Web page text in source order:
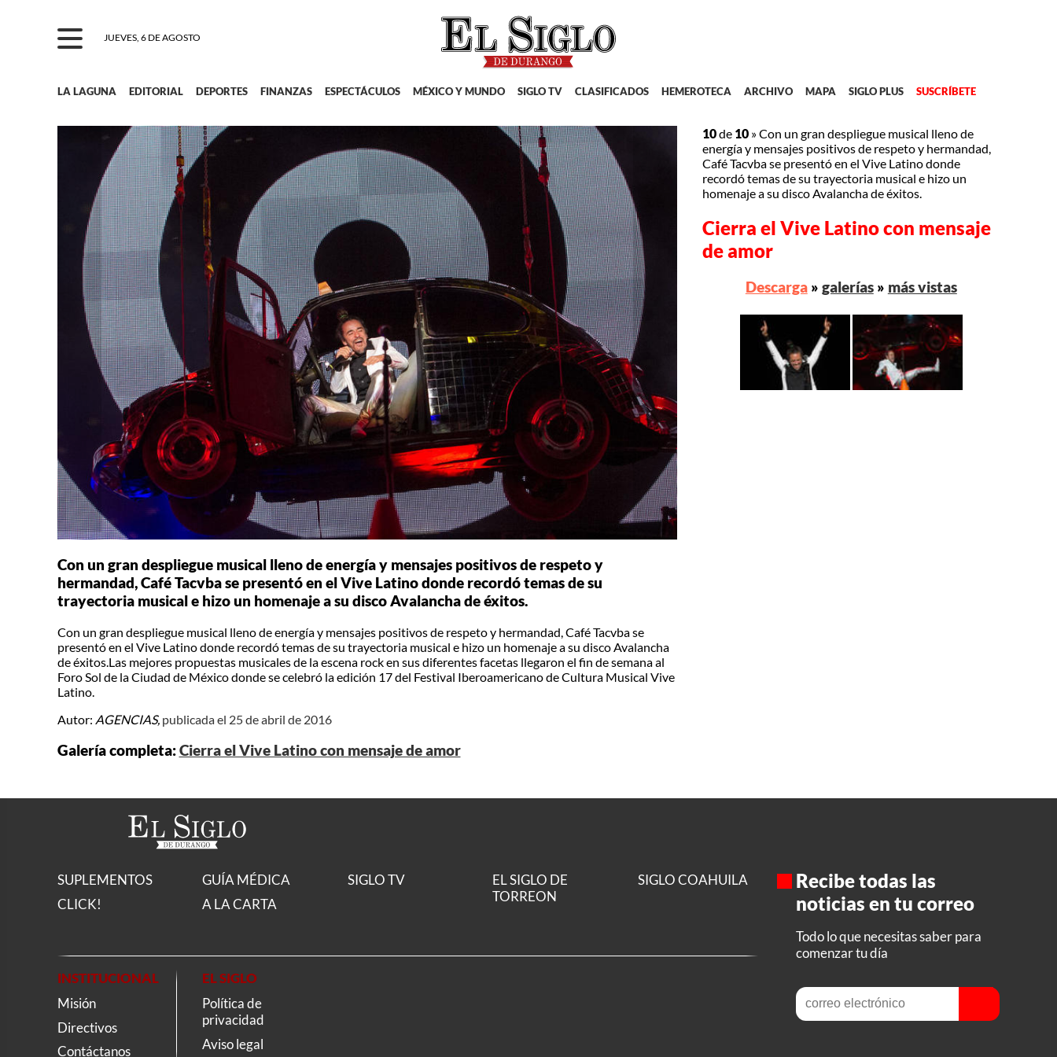
JUEVES, 6 DE AGOSTO
LA LAGUNA EDITORIAL DEPORTES FINANZAS ESPECTÁCULOS MÉXICO Y MUNDO SIGLO TV CLASIFICADOS HEMEROTECA ARCHIVO MAPA SIGLO PLUS SUSCRÍBETE
Con un gran despliegue musical lleno de energía y mensajes positivos de respeto y
hermandad, Café Tacvba se presentó en el Vive Latino donde recordó temas de su
trayectoria musical e hizo un homenaje a su disco Avalancha de éxitos.
Con un gran despliegue musical lleno de energía y mensajes positivos de respeto y hermandad, Café Tacvba se
presentó en el Vive Latino donde recordó temas de su trayectoria musical e hizo un homenaje a su disco Avalancha
de éxitos.Las mejores propuestas musicales de la escena rock en sus diferentes facetas llegaron el fin de semana al
Foro Sol de la Ciudad de México donde se celebró la edición 17 del Festival Iberoamericano de Cultura Musical Vive
Latino.
Autor: AGENCIAS, publicada el 25 de abril de 2016
Galería completa:Cierra el Vive Latino con mensaje de amor
10de 10 »Con un gran despliegue musical lleno de
energía y mensajes positivos de respeto y hermandad,
Café Tacvba se presentó en el Vive Latino donde
recordó temas de su trayectoria musical e hizo un
homenaje a su disco Avalancha de éxitos.
Cierra el Vive Latino con mensaje
de amor
Descarga» galerías» más vistas
SUPLEMENTOS
CLICK!
GUÍA MÉDICA
A LA CARTA
SIGLO TV
EL SIGLO DE
TORREON
SIGLO COAHUILA
INSTITUCIONAL
Misión
Directivos
Contáctanos
EL SIGLO
Política de
privacidad
Aviso legal
Recibe todas las
noticias en tu correo
Todo lo que necesitas saber para
comenzar tu día